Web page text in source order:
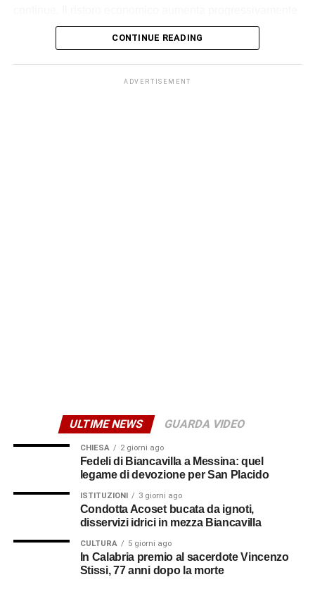
in relazione alla durata del blackout, secondo i criteri
Da valutare a parte il
risarcimento danni
Diverso è il discorso per gli alimenti deteriorati nei
frigoriferi e nei congelatori o per eventuali
apparecchiature danneggiate. In questi casi non opera
l’indennizzo automatico, ma è possibile chiedere il
CONTINUE READING
ADVERTISEMENT
ULTIME NEWS GUARDA VIDEO
CHIESA 2 giorni ago
Fedeli di Biancavilla a Messina: quel
legame di devozione per San Placido
ISTITUZIONI 3 giorni ago
Condotta Acoset bucata da ignoti,
disservizi idrici in mezza Biancavilla
CULTURA 5 giorni ago
In Calabria premio al sacerdote Vincenzo
Stissi, 77 anni dopo la morte